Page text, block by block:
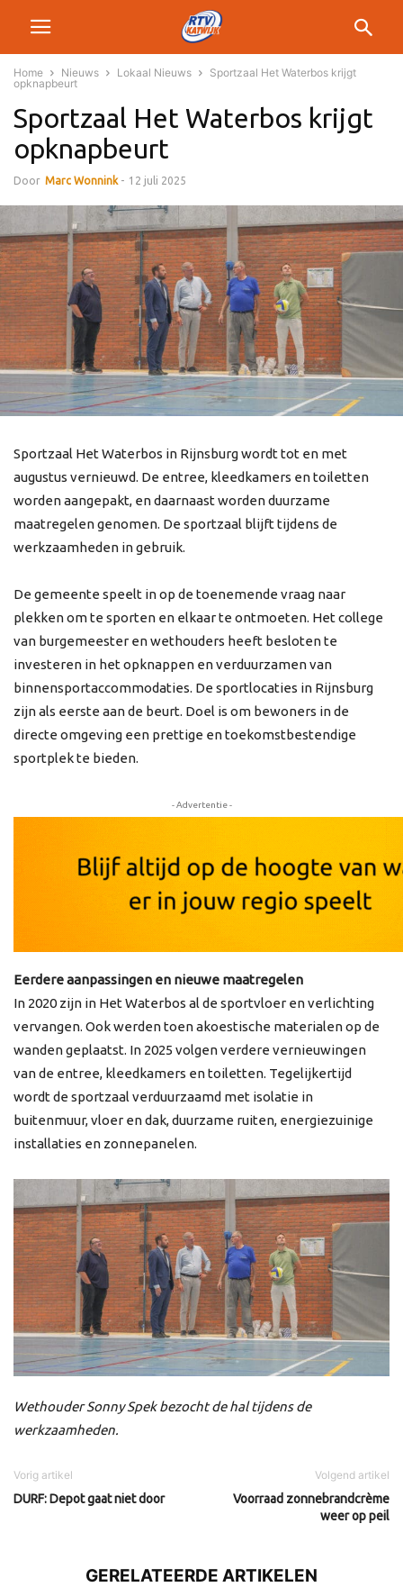
Home Nieuws Lokaal Nieuws
Sportzaal Het Waterbos krijgt
opknapbeurt
Sportzaal Het Waterbos krijgt
opknapbeurt
Door Marc Wonnink - 12 juli 2025
Sportzaal Het Waterbos in Rijnsburg wordt tot en met
augustus vernieuwd. De entree, kleedkamers en toiletten
worden aangepakt, en daarnaast worden duurzame
maatregelen genomen. De sportzaal blijft tijdens de
werkzaamheden in gebruik.
De gemeente speelt in op de toenemende vraag naar
plekken om te sporten en elkaar te ontmoeten. Het college
van burgemeester en wethouders heeft besloten te
investeren in het opknappen en verduurzamen van
binnensportaccommodaties. De sportlocaties in Rijnsburg
zijn als eerste aan de beurt. Doel is om bewoners in de
directe omgeving een prettige en toekomstbestendige
sportplek te bieden.
- Advertentie -
Eerdere aanpassingen en nieuwe maatregelen
In 2020 zijn in Het Waterbos al de sportvloer en verlichting
vervangen. Ook werden toen akoestische materialen op de
wanden geplaatst. In 2025 volgen verdere vernieuwingen
van de entree, kleedkamers en toiletten. Tegelijkertijd
wordt de sportzaal verduurzaamd met isolatie in
buitenmuur, vloer en dak, duurzame ruiten, energiezuinige
installaties en zonnepanelen.
Wethouder Sonny Spek bezocht de hal tijdens de
werkzaamheden.
Vorig artikel
DURF: Depot gaat niet door
Volgend artikel
Voorraad zonnebrandcrème
weer op peil
GERELATEERDE ARTIKELEN